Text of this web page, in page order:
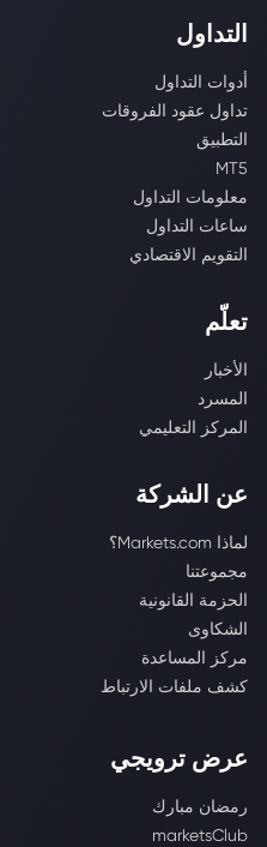
التداول
أدوات التداول
تداول عقود الفروقات
التطبيق
MT5
معلومات التداول
ساعات التداول
التقويم الاقتصادي
تعلّم
الأخبار
المسرد
المركز التعليمي
عن الشركة
لماذا Markets.com؟
مجموعتنا
الحزمة القانونية
الشكاوى
مركز المساعدة
كشف ملفات الارتباط
عرض ترويجي
رمضان مبارك
marketsClub